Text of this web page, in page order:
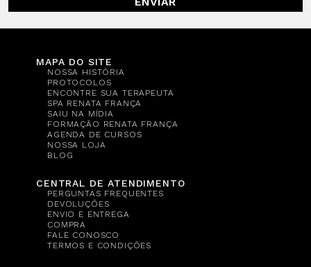
MAPA DO SITE
NOSSA HISTÓRIA
PROTOCOLOS
ENCONTRE SUA TERAPEUTA
SPA RENATA FRANÇA
SAIU NA MÍDIA
FORMAÇÃO RENATA FRANÇA
AGENDA DE CURSOS
NOSSA LOJA
BLOG
CENTRAL DE ATENDIMENTO
PERGUNTAS FREQUENTES
DEVOLUÇÕES
ENVIO E ENTREGA
COMPRA
FALE CONOSCO
TERMOS E CONDIÇÕES